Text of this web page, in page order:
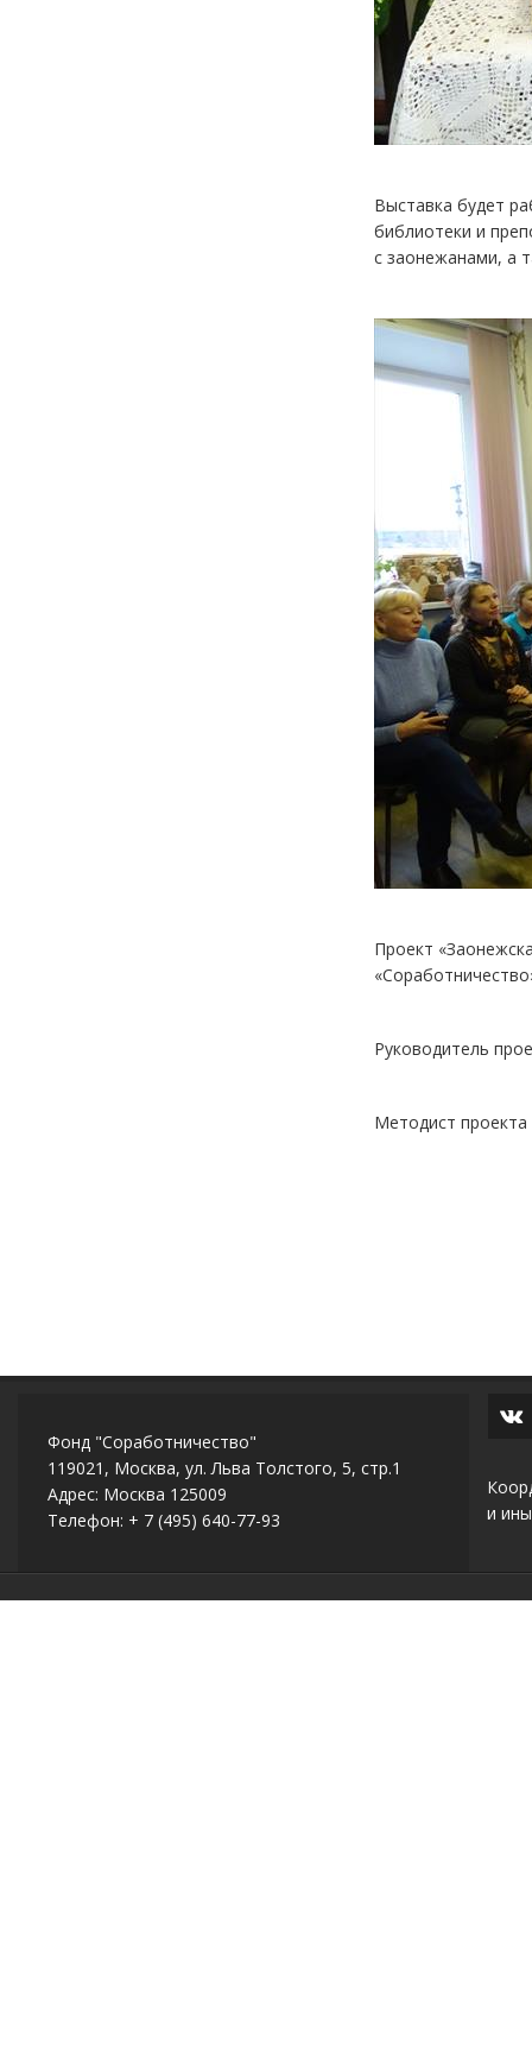
Выставка будет
библиотеки и
с заонежанами, а
Проект
Руководитель
Методист
Фонд "Соработничество"
119021, Москва, ул. Льва Толстого, 5, стр.1
Адрес: Москва 125009
Телефон: + 7 (495) 640-77-93
и